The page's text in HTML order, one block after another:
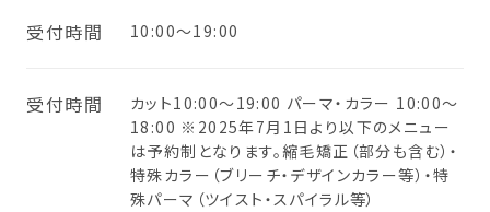
受付時間 10:00〜19:00
受付時間
カット10:00〜19:00 パーマ・カラー 10:00〜
18:00 ※2025年7月1日より以下のメニュー
は予約制となります。縮毛矯正（部分も含む）・
特殊カラー（ブリーチ・デザインカラー等）・特
殊パーマ（ツイスト・スパイラル等）